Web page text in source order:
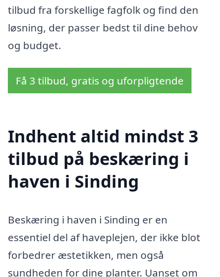
tilbud fra forskellige fagfolk og find den
løsning, der passer bedst til dine behov
og budget.
Få 3 tilbud, gratis og uforpligtende
Indhent altid mindst 3
tilbud på beskæring i
haven i Sinding
Beskæring i haven i Sinding er en
essentiel del af haveplejen, der ikke blot
forbedrer æstetikken, men også
sundheden for dine planter. Uanset om